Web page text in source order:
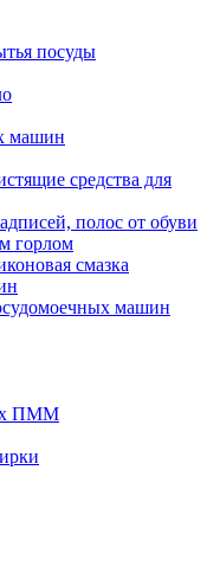
посуды
машин
средства для
полос от обуви
горлом
смазка
машин
ПММ